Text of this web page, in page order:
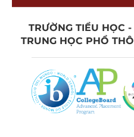
TRƯỜNG TIỂU HỌC
TRUNG HỌC PHỔ